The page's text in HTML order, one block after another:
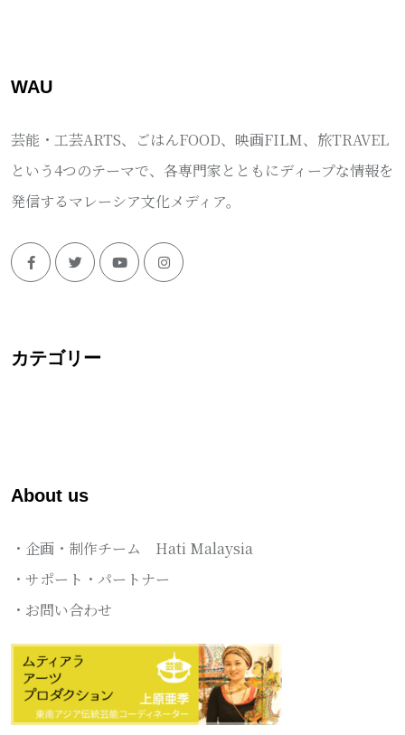
WAU
芸能・工芸ARTS、ごはんFOOD、映画FILM、旅TRAVEL
という4つのテーマで、各専門家とともにディープな情報を
発信するマレーシア文化メディア。
カテゴリー
About us
・企画・制作チーム Hati Malaysia
・サポート・パートナー
・お問い合わせ